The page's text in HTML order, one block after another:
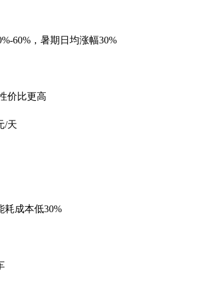
60%，暑期日均涨幅30%
价比更高
/天
耗成本低30%